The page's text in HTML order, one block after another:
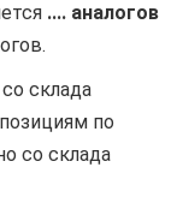
.... аналогов
склада
по
со склада